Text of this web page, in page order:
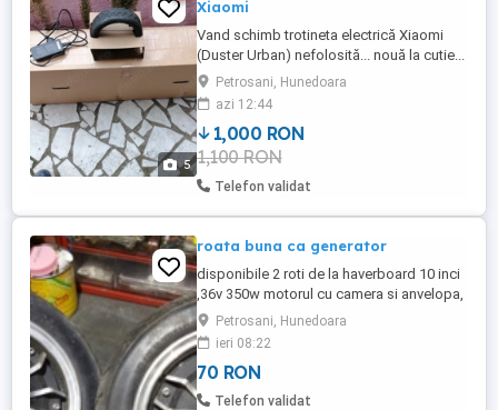
5
Xiaomi
Vand schimb trotineta electrică Xiaomi
(Duster Urban) nefolosită... nouă la cutie...
primită la mașină...motor 300 wați, viteza
25km h,autonomia 30 km... sau schimb cu
scuter electric...nu sunt de trotinetă... Preț
negociabil...
Petrosani, Hunedoara
azi 12:44
1,000 RON
1,100 RON
Telefon validat
roata buna ca generator
disponibile 2 roti de la haverboard 10 inci
,36v 350w motorul cu camera si anvelopa,
70 bucata sau 120 amandoua, pretabile si
pentru generatoare de curent electric
Petrosani, Hunedoara
ieri 08:22
70 RON
Telefon validat